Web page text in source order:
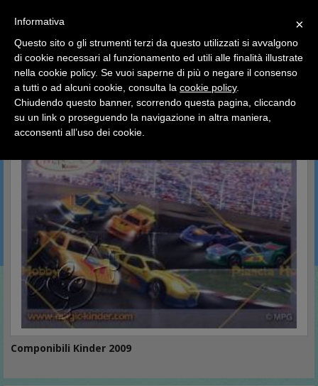
HOME Kinder Sorpresa Collection Componibili Kinder
Componibili Kinder
Componibili Kinder 2009
×
Ciao a tutti, il negozio sarà chiuso dal 9/08 al 24/08
compreso.
Tutti gli ordini effettuati dopo le 15:00 del 07/08 verranno
spediti a partire dal giorno 25/08.
Buone vacanze a tutti dallo staff di Pianeta Hobby
×
Informativa
Questo sito o gli strumenti terzi da questo utilizzati si avvalgono
di cookie necessari al funzionamento ed utili alle finalità illustrate
nella cookie policy. Se vuoi saperne di più o negare il consenso
a tutti o ad alcuni cookie, consulta la cookie policy.
Chiudendo questo banner, scorrendo questa pagina, cliccando
su un link o proseguendo la navigazione in altra maniera,
acconsenti all’uso dei cookie.